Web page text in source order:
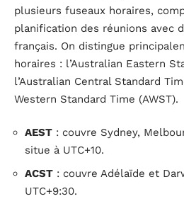
plusieurs fuseaux horaires,
planification des réunions avec
français. On distingue
horaires : l’Australian Eastern
l’Australian Central Standard
Western Standard Time (AWST).
AEST : couvre Sydney,
situe à UTC+10.
ACST : couvre Adélaïde et
UTC+9:30.